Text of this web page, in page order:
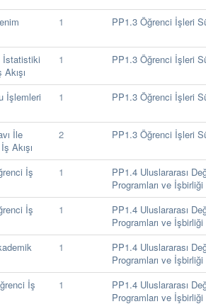
1 PP1.3 Öğrenci İşleri
İstatistiki
1 PP1.3 Öğrenci İşleri
İşlemleri
1 PP1.3 Öğrenci İşleri
İle
Akışı
2 PP1.3 Öğrenci İşleri
İş
1
PP1.4 Uluslararası
Programları ve
İş
1
PP1.4 Uluslararası
Programları ve
1
PP1.4 Uluslararası
Programları ve
İş
1
PP1.4 Uluslararası
Programları ve